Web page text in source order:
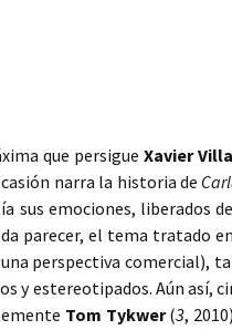
que persigue Xavier
narra la historia de
sus emociones, liberados
parecer, el tema tratado en
perspectiva comercial),
y estereotipados. Aún así,
Tom Tykwer(3,